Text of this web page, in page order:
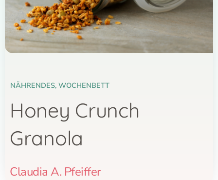
NÄHRENDES, WOCHENBETT
Honey Crunch
Granola
Claudia A. Pfeiffer